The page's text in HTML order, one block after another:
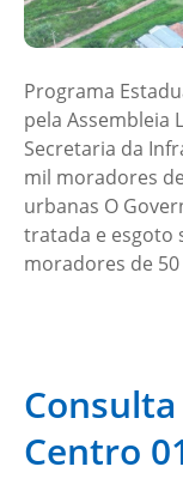
Programa
pela Assembleia
Secretaria da
mil moradores
urbanas O
tratada e esgoto
moradores de
Centro